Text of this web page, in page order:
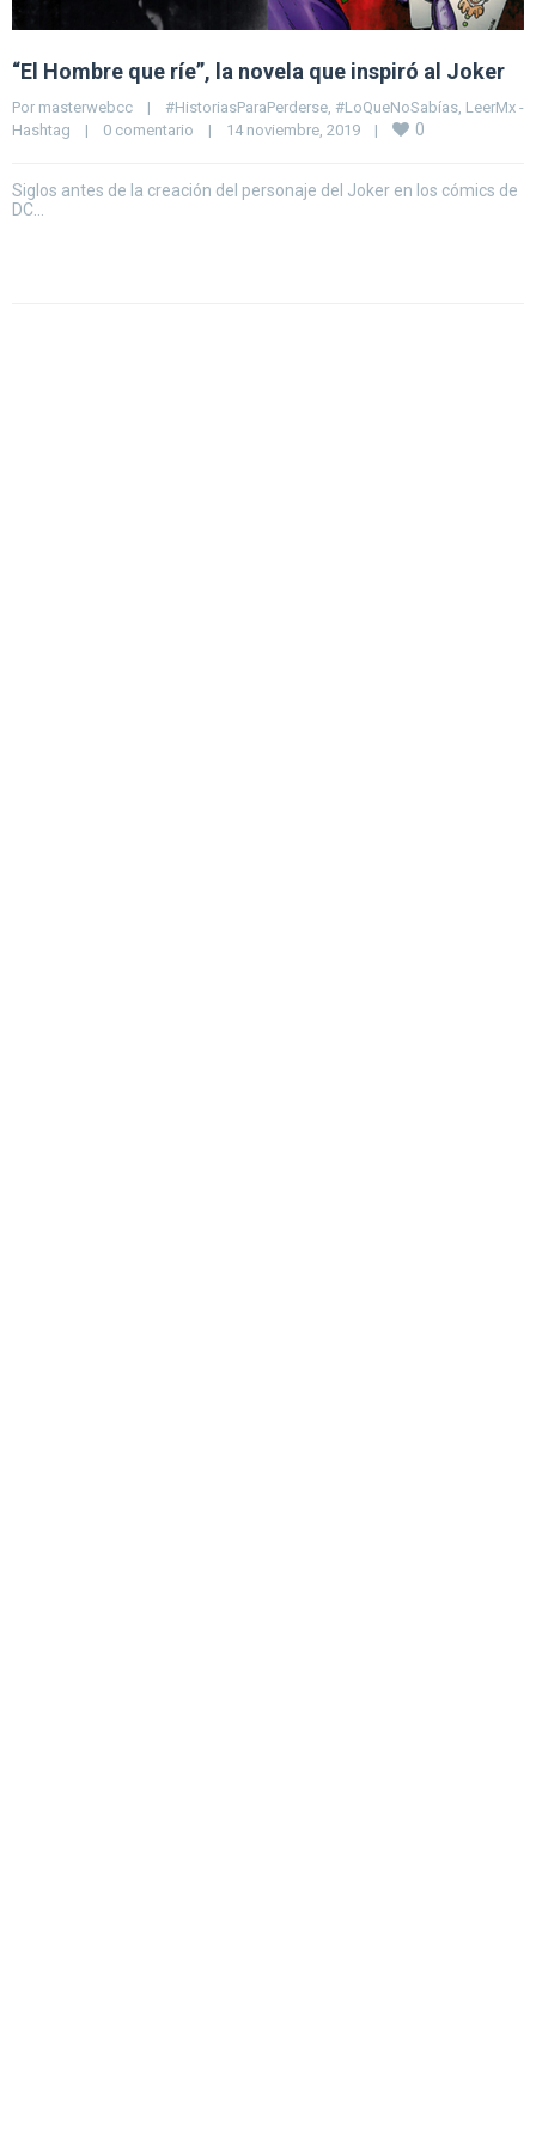
“El Hombre que ríe”, la novela que inspiró al Joker
Por masterwebcc | #HistoriasParaPerderse #LoQueNoSabías LeerMx -
Hashtag
| 0 comentario | 14 noviembre, 2019 | 0
Siglos antes de la creación del personaje del Joker en los cómics de
DC…